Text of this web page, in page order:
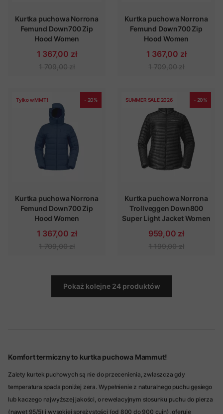
Kurtka puchowa Norrona
Femund Down700 Zip
Hood Women
1 367,00 zł
1 709,00 zł
Kurtka puchowa Norrona
Femund Down700 Zip
Hood Women
1 367,00 zł
1 709,00 zł
Tylko w MMT! - 20%
Kurtka puchowa Norrona
Femund Down700 Zip
Hood Women
1 367,00 zł
1 709,00 zł
SUMMER SALE 2026 - 20%
Kurtka puchowa Norrona
Trollveggen Down800
Super Light Jacket Women
959,00 zł
1 199,00 zł
Pokaż kolejne 24 produktów
Komfort termiczny to kurtka puchowa Mammut!
Zalety kurtek puchowych są nie do przecenienia, zwłaszcza gdy
temperatura spada poniżej zera. Wypełnienie z naturalnego puchu gęsiego
lub kaczego najwyższej jakości, o rewelacyjnym stosunku puchu do pierza
(nawet 95/5) i wysokiej sprężystości (od 800 do 900 cuin), oferuje